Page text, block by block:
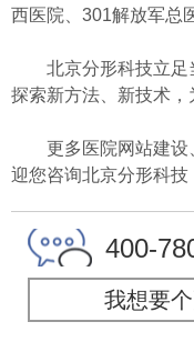
西医院、301解放军总
北京分形科技立足
探索新方法、新技术，
更多医院网站建设
迎您咨询北京分形科技
400-
我想要